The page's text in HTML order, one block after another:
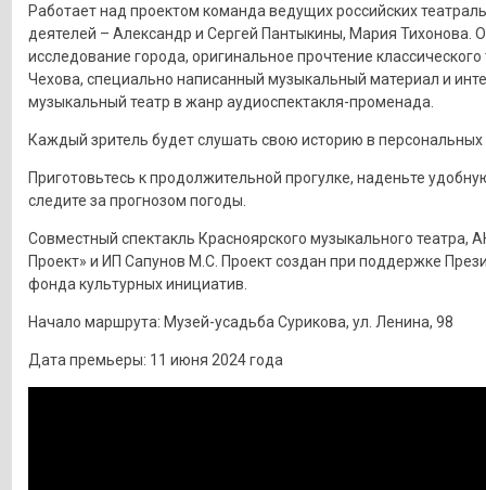
Работает над проектом команда ведущих российских
деятелей – Александр и Сергей Пантыкины, Мария Тихонова.
исследование города, оригинальное прочтение классического
Чехова, специально написанный музыкальный материал и
музыкальный театр в жанр аудиоспектакля-променада.
Каждый зритель будет слушать свою историю в персональных
Приготовьтесь к продолжительной прогулке, наденьте
следите за прогнозом погоды.
Совместный спектакль Красноярского музыкального театра,
Проект» и ИП Сапунов М.С. Проект создан при поддержке
фонда культурных инициатив.
Начало маршрута: Музей-усадьба Сурикова, ул. Ленина, 98
Дата премьеры: 11 июня 2024 года